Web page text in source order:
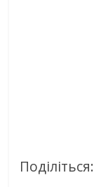
Поділіться: